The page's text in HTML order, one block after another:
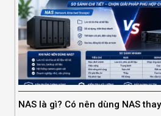
NAS là gì? Có nên dùng NAS